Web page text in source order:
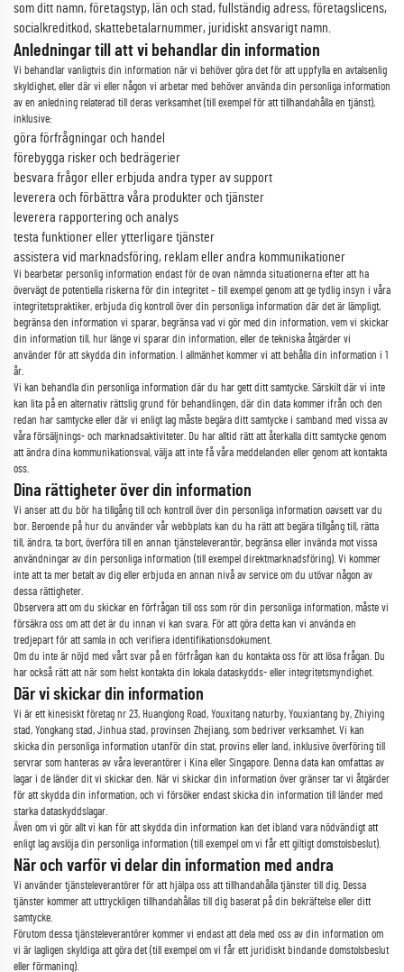
som ditt namn, företagstyp, län och stad, fullständig adress, företagslicens,
socialkreditkod, skattebetalarnummer, juridiskt ansvarigt namn.
Anledningar till att vi behandlar din information
Vi behandlar vanligtvis din information när vi behöver göra det för att uppfylla en avtalsenlig
skyldighet, eller där vi eller någon vi arbetar med behöver använda din personliga information
av en anledning relaterad till deras verksamhet (till exempel för att tillhandahålla en tjänst),
inklusive:
göra förfrågningar och handel
förebygga risker och bedrägerier
besvara frågor eller erbjuda andra typer av support
leverera och förbättra våra produkter och tjänster
leverera rapportering och analys
testa funktioner eller ytterligare tjänster
assistera vid marknadsföring, reklam eller andra kommunikationer
Vi bearbetar personlig information endast för de ovan nämnda situationerna efter att ha
övervägt de potentiella riskerna för din integritet – till exempel genom att ge tydlig insyn i våra
integritetspraktiker, erbjuda dig kontroll över din personliga information där det är lämpligt,
begränsa den information vi sparar, begränsa vad vi gör med din information, vem vi skickar
din information till, hur länge vi sparar din information, eller de tekniska åtgärder vi
använder för att skydda din information. I allmänhet kommer vi att behålla din information i 1
år.
Vi kan behandla din personliga information där du har gett ditt samtycke. Särskilt där vi inte
kan lita på en alternativ rättslig grund för behandlingen, där din data kommer ifrån och den
redan har samtycke eller där vi enligt lag måste begära ditt samtycke i samband med vissa av
våra försäljnings- och marknadsaktiviteter. Du har alltid rätt att återkalla ditt samtycke genom
att ändra dina kommunikationsval, välja att inte få våra meddelanden eller genom att kontakta
oss.
Dina rättigheter över din information
Vi anser att du bör ha tillgång till och kontroll över din personliga information oavsett var du
bor. Beroende på hur du använder vår webbplats kan du ha rätt att begära tillgång till, rätta
till, ändra, ta bort, överföra till en annan tjänsteleverantör, begränsa eller invända mot vissa
användningar av din personliga information (till exempel direktmarknadsföring). Vi kommer
inte att ta mer betalt av dig eller erbjuda en annan nivå av service om du utövar någon av
dessa rättigheter.
Observera att om du skickar en förfrågan till oss som rör din personliga information, måste vi
försäkra oss om att det är du innan vi kan svara. För att göra detta kan vi använda en
tredjepart för att samla in och verifiera identifikationsdokument.
Om du inte är nöjd med vårt svar på en förfrågan kan du kontakta oss för att lösa frågan. Du
har också rätt att när som helst kontakta din lokala dataskydds- eller integritetsmyndighet.
Där vi skickar din information
Vi är ett kinesiskt företag nr 23, Huanglong Road, Youxitang naturby, Youxiantang by, Zhiying
stad, Yongkang stad, Jinhua stad, provinsen Zhejiang, som bedriver verksamhet. Vi kan
skicka din personliga information utanför din stat, provins eller land, inklusive överföring till
servrar som hanteras av våra leverantörer i Kina eller Singapore. Denna data kan omfattas av
lagar i de länder dit vi skickar den. När vi skickar din information över gränser tar vi åtgärder
för att skydda din information, och vi försöker endast skicka din information till länder med
starka dataskyddslagar.
Även om vi gör allt vi kan för att skydda din information kan det ibland vara nödvändigt att
enligt lag avslöja din personliga information (till exempel om vi får ett giltigt domstolsbeslut).
När och varför vi delar din information med andra
Vi använder tjänsteleverantörer för att hjälpa oss att tillhandahålla tjänster till dig. Dessa
tjänster kommer att uttryckligen tillhandahållas till dig baserat på din bekräftelse eller ditt
samtycke.
Förutom dessa tjänsteleverantörer kommer vi endast att dela med oss av din information om
vi är lagligen skyldiga att göra det (till exempel om vi får ett juridiskt bindande domstolsbeslut
eller förmaning).